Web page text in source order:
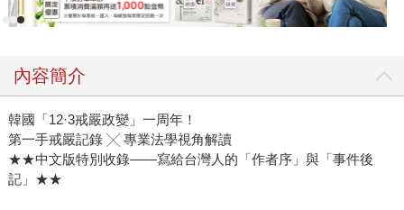
內容簡介
韓國「12·3戒嚴政變」一周年！
第一手戒嚴記錄 ╳ 專業法學視角解讀
★★中文版特別收錄——寫給台灣人的「作者序」與「事件後
記」★★